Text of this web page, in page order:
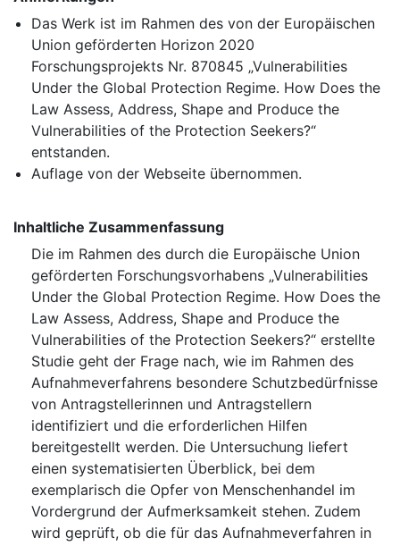
Das Werk ist im Rahmen des von der Europäischen
Union geförderten Horizon 2020
Forschungsprojekts Nr. 870845 „Vulnerabilities
Under the Global Protection Regime. How Does the
Law Assess, Address, Shape and Produce the
Vulnerabilities of the Protection Seekers?“
entstanden.
Auflage von der Webseite übernommen.
Inhaltliche Zusammenfassung
Die im Rahmen des durch die Europäische Union
geförderten Forschungsvorhabens „Vulnerabilities
Under the Global Protection Regime. How Does the
Law Assess, Address, Shape and Produce the
Vulnerabilities of the Protection Seekers?“ erstellte
Studie geht der Frage nach, wie im Rahmen des
Aufnahmeverfahrens besondere Schutzbedürfnisse
von Antragstellerinnen und Antragstellern
identifiziert und die erforderlichen Hilfen
bereitgestellt werden. Die Untersuchung liefert
einen systematisierten Überblick, bei dem
exemplarisch die Opfer von Menschenhandel im
Vordergrund der Aufmerksamkeit stehen. Zudem
wird geprüft, ob die für das Aufnahmeverfahren in